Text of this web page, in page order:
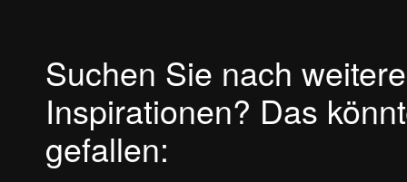
Suchen Sie nach
Inspirationen? Das
gefallen: